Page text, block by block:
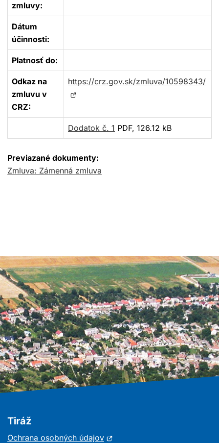
zmluvy:
Dátum
účinnosti:
Platnosť do:
Odkaz na
zmluvu v
CRZ:
https://crz.gov.sk/zmluva/10598343/
Otvorí
v
novom
Dodatok č. 1 PDF, 126.12 kB
Previazané dokumenty:
Zmluva: Zámenná zmluva
Tiráž
Ochrana osobných údajovOtvorí